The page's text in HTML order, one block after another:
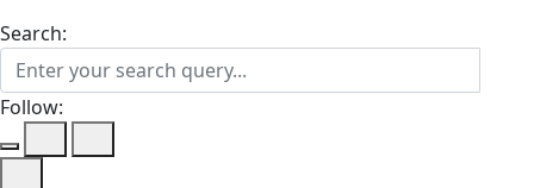
Search:
Follow: